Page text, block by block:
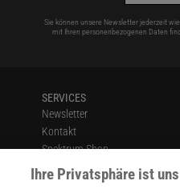
Sie können unsere Newsletter jederzeit
mit Ihren personenbezogenen Daten
SERVICES
Newsletter
Kontakt
Spektrum Shop
Im Handel kaufen
Ihre Privatsphäre ist